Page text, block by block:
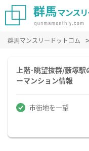
群馬マンスリードットコム
上階･眺望抜群/藪塚
ーマンション情報
市街地を一望